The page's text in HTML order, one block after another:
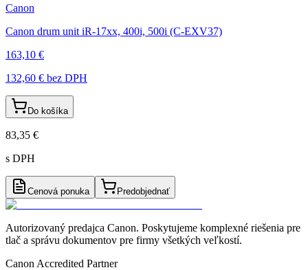
Canon
Canon drum unit iR-17xx, 400i, 500i (C-EXV37)
163,10 €
132,60 € bez DPH
Do košíka
83,35 €
s DPH
Cenová ponuka Predobjednať
Autorizovaný predajca Canon. Poskytujeme komplexné riešenia pre
tlač a správu dokumentov pre firmy všetkých veľkostí.
Canon Accredited Partner